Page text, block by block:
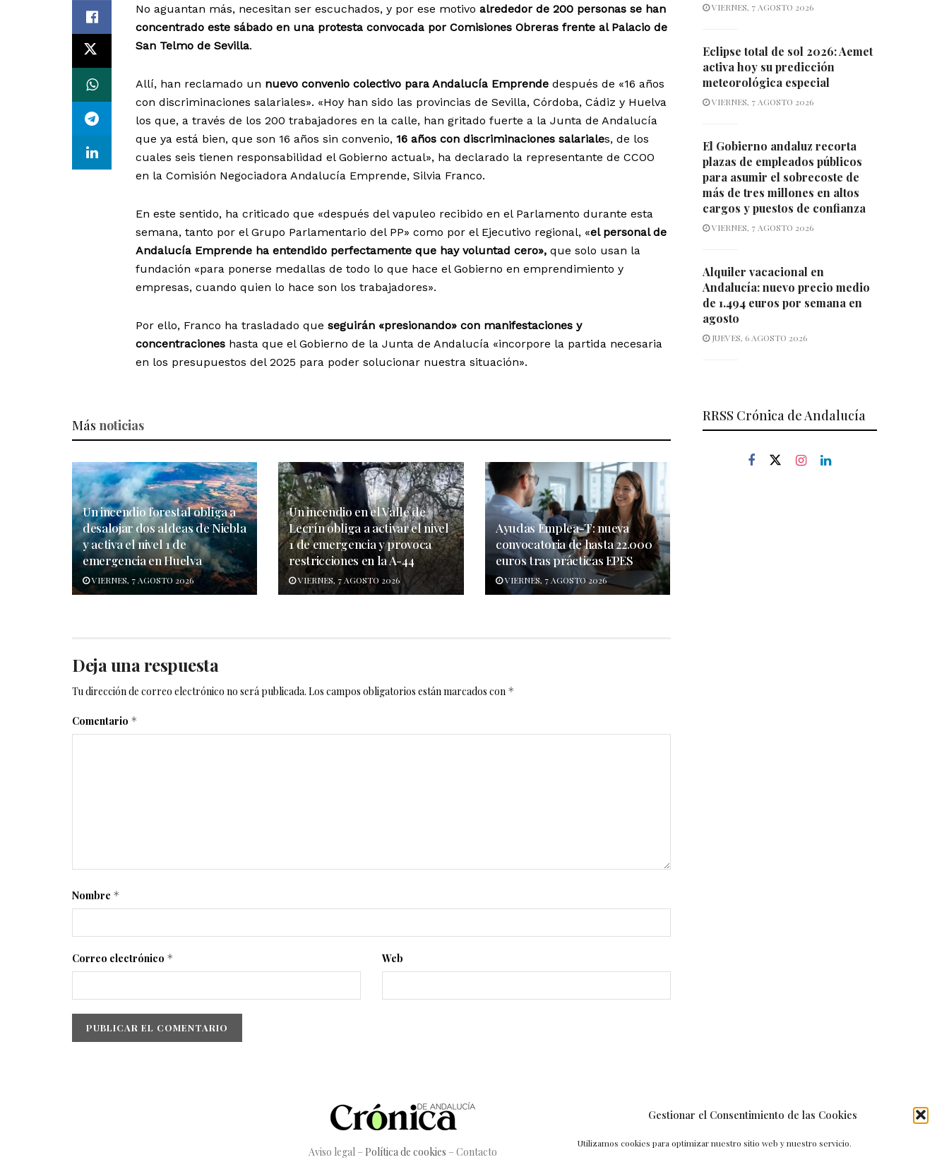
Gestionar el Consentimiento de las Cookies
Utilizamos cookies para optimizar nuestro sitio web y nuestro servicio.
No aguantan más, necesitan ser escuchados, y por ese motivo alrededor de 200 personas se han
concentrado este sábado en una protesta convocada por Comisiones Obreras frente al Palacio de
San Telmo de Sevilla.
Allí, han reclamado un nuevo convenio colectivo para Andalucía Emprende después de «16 años
con discriminaciones salariales». «Hoy han sido las provincias de Sevilla, Córdoba, Cádiz y Huelva
los que, a través de los 200 trabajadores en la calle, han gritado fuerte a la Junta de Andalucía
que ya está bien, que son 16 años sin convenio, 16 años con discriminaciones salariales, de los
cuales seis tienen responsabilidad el Gobierno actual», ha declarado la representante de CCOO
en la Comisión Negociadora Andalucía Emprende, Silvia Franco.
En este sentido, ha criticado que «después del vapuleo recibido en el Parlamento durante esta
semana, tanto por el Grupo Parlamentario del PP» como por el Ejecutivo regional, «el personal de
Andalucía Emprende ha entendido perfectamente que hay voluntad cero», que solo usan la
fundación «para ponerse medallas de todo lo que hace el Gobierno en emprendimiento y
empresas, cuando quien lo hace son los trabajadores».
Por ello, Franco ha trasladado que seguirán «presionando» con manifestaciones y
concentraciones hasta que el Gobierno de la Junta de Andalucía «incorpore la partida necesaria
en los presupuestos del 2025 para poder solucionar nuestra situación».
Más noticias
Un incendio forestal obliga a
desalojar dos aldeas de Niebla
y activa el nivel 1 de
emergencia en Huelva
VIERNES, 7 AGOSTO 2026
Un incendio en el Valle de
Lecrín obliga a activar el nivel
1 de emergencia y provoca
restricciones en la A-44
VIERNES, 7 AGOSTO 2026
Ayudas Emplea-T: nueva
convocatoria de hasta 22.000
euros tras prácticas EPES
VIERNES, 7 AGOSTO 2026
Deja una respuesta
Tu dirección de correo electrónico no será publicada. Los campos obligatorios están marcados con *
Comentario *
Nombre *
Correo electrónico * Web
VIERNES, 7 AGOSTO 2026
Eclipse total de sol 2026: Aemet
activa hoy su predicción
meteorológica especial
VIERNES, 7 AGOSTO 2026
El Gobierno andaluz recorta
plazas de empleados públicos
para asumir el sobrecoste de
más de tres millones en altos
cargos y puestos de confianza
VIERNES, 7 AGOSTO 2026
Alquiler vacacional en
Andalucía: nuevo precio medio
de 1.494 euros por semana en
agosto
JUEVES, 6 AGOSTO 2026
RRSS Crónica de Andalucía
Aviso legal– Política de cookies – Contacto